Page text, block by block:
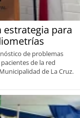
estrategia para
de problemas
de la red
de La Cruz.